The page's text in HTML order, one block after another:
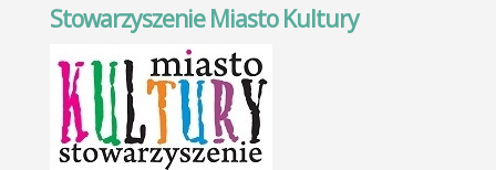
Stowarzyszenie Miasto Kultury